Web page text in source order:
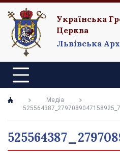
Українська
Церква
Львівська
Медіа